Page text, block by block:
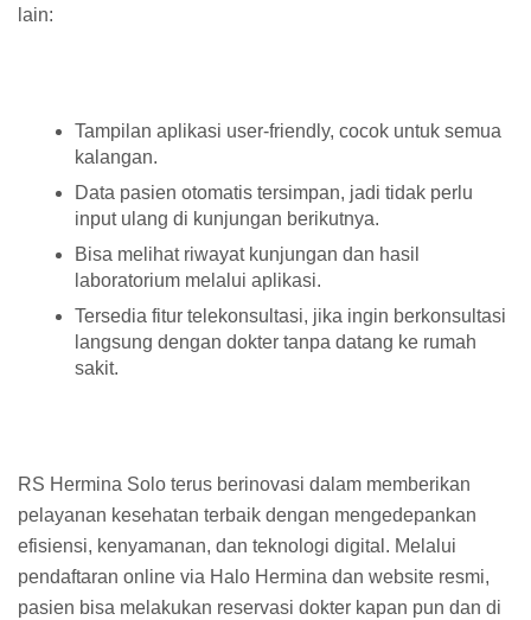
lain:
Tampilan aplikasi user-friendly, cocok untuk semua
kalangan.
Data pasien otomatis tersimpan, jadi tidak perlu
input ulang di kunjungan berikutnya.
Bisa melihat riwayat kunjungan dan hasil
laboratorium melalui aplikasi.
Tersedia fitur telekonsultasi, jika ingin berkonsultasi
langsung dengan dokter tanpa datang ke rumah
sakit.
RS Hermina Solo terus berinovasi dalam memberikan
pelayanan kesehatan terbaik dengan mengedepankan
efisiensi, kenyamanan, dan teknologi digital. Melalui
pendaftaran online via Halo Hermina dan website resmi,
pasien bisa melakukan reservasi dokter kapan pun dan di